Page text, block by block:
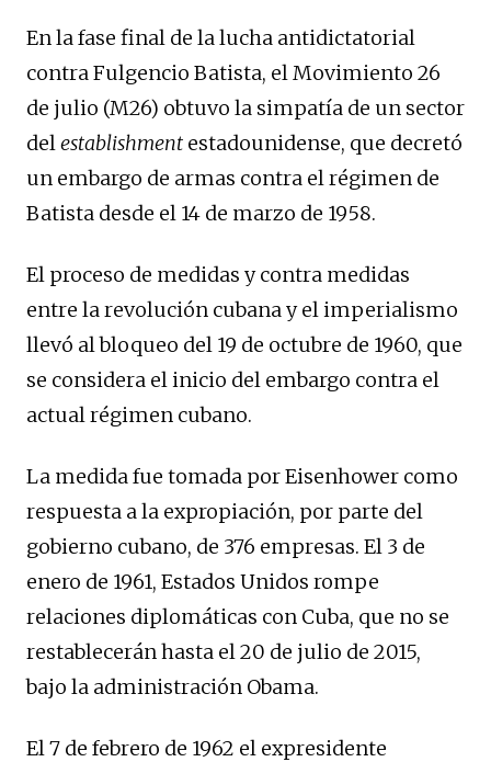
En la fase final de la lucha antidictatorial
contra Fulgencio Batista, el Movimiento 26
de julio (M26) obtuvo la simpatía de un sector
delestablishment estadounidense, que decretó
un embargo de armas contra el régimen de
Batista desde el 14 de marzo de 1958.
El proceso de medidas y contra medidas
entre la revolución cubana y el imperialismo
llevó al bloqueo del 19 de octubre de 1960, que
se considera el inicio del embargo contra el
actual régimen cubano.
La medida fue tomada por Eisenhower como
respuesta a la expropiación, por parte del
gobierno cubano, de 376 empresas. El 3 de
enero de 1961, Estados Unidos rompe
relaciones diplomáticas con Cuba, que no se
restablecerán hasta el 20 de julio de 2015,
bajo la administración Obama.
El 7 de febrero de 1962 el expresidente